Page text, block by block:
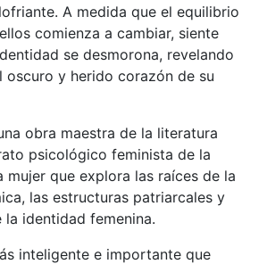
A medida que el equilibrio
comienza a cambiar, siente
se desmorona, revelando
oscuro y herido corazón de su
obra maestra de la literatura
psicológico feminista de la
mujer que explora las raíces de la
las estructuras patriarcales y
la identidad femenina.
inteligente e importante que